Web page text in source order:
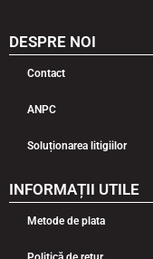
DESPRE NOI
Contact
ANPC
Soluționarea litigiilor
INFORMAȚII UTILE
Metode de plata